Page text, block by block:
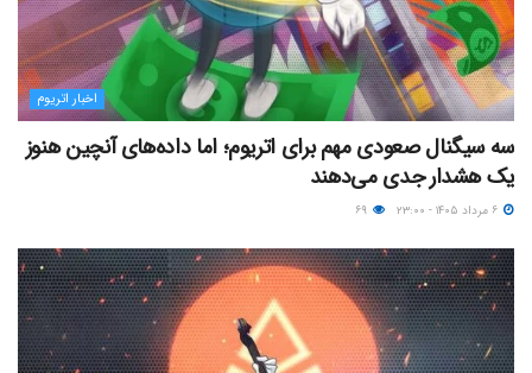
اخبار اتریوم
سه سیگنال صعودی مهم برای اتریوم؛ اما داده‌های آنچین هنوز
یک هشدار جدی می‌دهند